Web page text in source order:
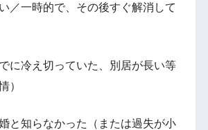
／一時的で、その後すぐ解消して
に冷え切っていた、別居が長い等
）
と知らなかった（または過失が小